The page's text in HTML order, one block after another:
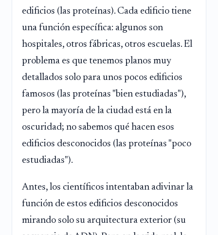
edificios (las proteínas). Cada edificio tiene
una función específica: algunos son
hospitales, otros fábricas, otros escuelas. El
problema es que tenemos planos muy
detallados solo para unos pocos edificios
famosos (las proteínas "bien estudiadas"),
pero la mayoría de la ciudad está en la
oscuridad; no sabemos qué hacen esos
edificios desconocidos (las proteínas "poco
estudiadas").
Antes, los científicos intentaban adivinar la
función de estos edificios desconocidos
mirando solo su arquitectura exterior (su